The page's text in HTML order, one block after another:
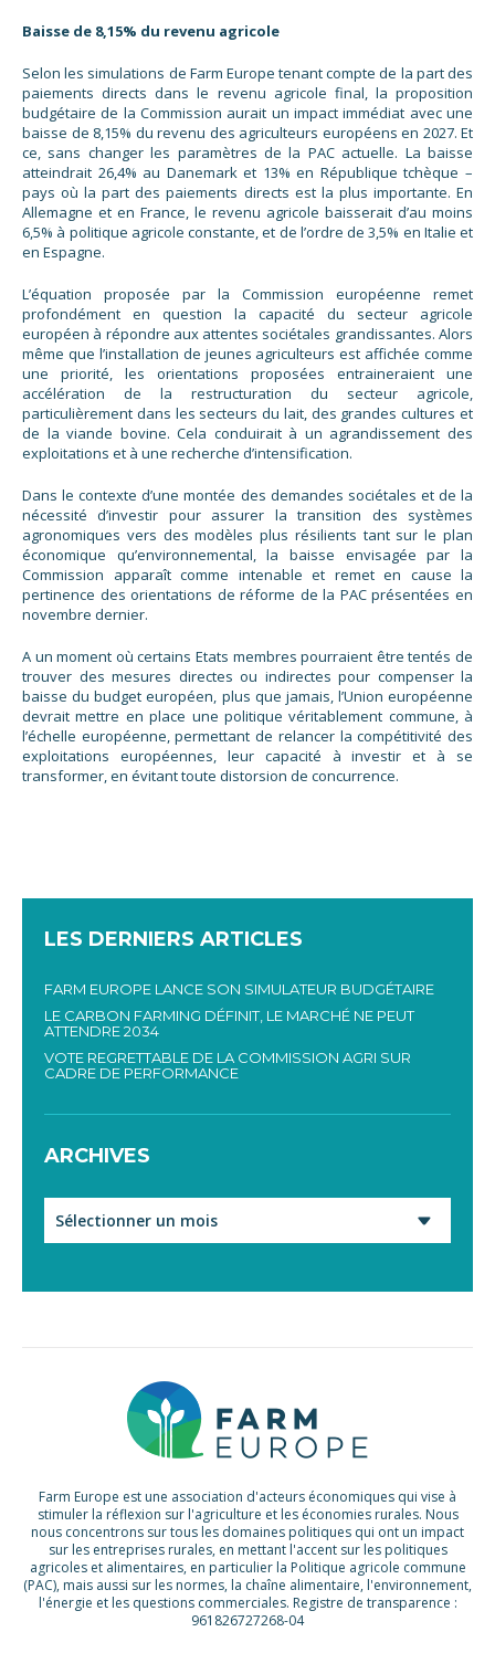
Baisse de 8,15% du revenu agricole
Selon les simulations de Farm Europe tenant compte de la part des
paiements directs dans le revenu agricole final, la proposition
budgétaire de la Commission aurait un impact immédiat avec une
baisse de 8,15% du revenu des agriculteurs européens en 2027. Et
ce, sans changer les paramètres de la PAC actuelle. La baisse
atteindrait 26,4% au Danemark et 13% en République tchèque –
pays où la part des paiements directs est la plus importante. En
Allemagne et en France, le revenu agricole baisserait d’au moins
6,5% à politique agricole constante, et de l’ordre de 3,5% en Italie et
en Espagne.
L’équation proposée par la Commission européenne remet
profondément en question la capacité du secteur agricole
européen à répondre aux attentes sociétales grandissantes. Alors
même que l’installation de jeunes agriculteurs est affichée comme
une priorité, les orientations proposées entraineraient une
accélération de la restructuration du secteur agricole,
particulièrement dans les secteurs du lait, des grandes cultures et
de la viande bovine. Cela conduirait à un agrandissement des
exploitations et à une recherche d’intensification.
Dans le contexte d’une montée des demandes sociétales et de la
nécessité d’investir pour assurer la transition des systèmes
agronomiques vers des modèles plus résilients tant sur le plan
économique qu’environnemental, la baisse envisagée par la
Commission apparaît comme intenable et remet en cause la
pertinence des orientations de réforme de la PAC présentées en
novembre dernier.
A un moment où certains Etats membres pourraient être tentés de
trouver des mesures directes ou indirectes pour compenser la
baisse du budget européen, plus que jamais, l’Union européenne
devrait mettre en place une politique véritablement commune, à
l’échelle européenne, permettant de relancer la compétitivité des
exploitations européennes, leur capacité à investir et à se
transformer, en évitant toute distorsion de concurrence.
LES DERNIERS ARTICLES
FARM EUROPE LANCE SON SIMULATEUR BUDGÉTAIRE
LE CARBON FARMING DÉFINIT, LE MARCHÉ NE PEUT
ATTENDRE 2034
VOTE REGRETTABLE DE LA COMMISSION AGRI SUR
CADRE DE PERFORMANCE
ARCHIVES
Farm Europe est une association d'acteurs économiques qui vise à
stimuler la réflexion sur l'agriculture et les économies rurales. Nous
nous concentrons sur tous les domaines politiques qui ont un impact
sur les entreprises rurales, en mettant l'accent sur les politiques
agricoles et alimentaires, en particulier la Politique agricole commune
(PAC), mais aussi sur les normes, la chaîne alimentaire, l'environnement,
l'énergie et les questions commerciales. Registre de transparence :
961826727268-04